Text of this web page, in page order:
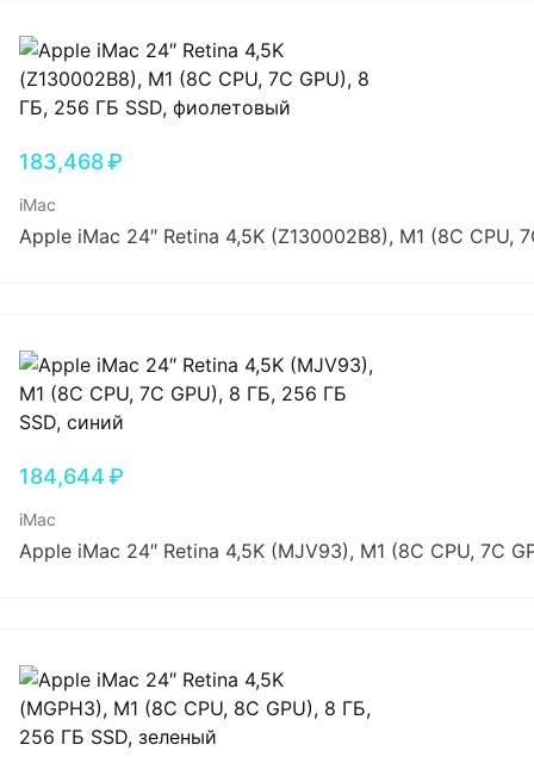
183,468₽
iMac
Apple iMac 24″ Retina 4,5K (Z130002B8), M1 (8C CPU,
184,644₽
iMac
Apple iMac 24″ Retina 4,5K (MJV93), M1 (8C CPU, 7C